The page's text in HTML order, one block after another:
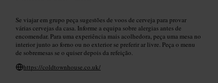
Se viajar em grupo peça sugestões de voos de cerveja para provar
várias cervejas da casa. Informe a equipa sobre alergias antes de
encomendar. Para uma experiência mais acolhedora, peça uma mesa no
interior junto ao forno ou no exterior se preferir ar livre. Peça o menu
de sobremesas se o quiser depois da refeição.
https://coldtownhouse.co.uk/